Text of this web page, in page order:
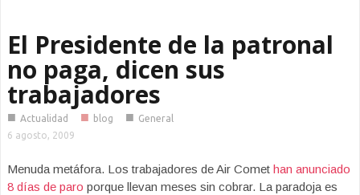
El Presidente de la patronal
no paga, dicen sus
trabajadores
■ Actualidad ■ blog ■ General
6 agosto, 2009
Menuda metáfora. Los trabajadores de Air Comet han anunciado
8 días de paro porque llevan meses sin cobrar. La paradoja es